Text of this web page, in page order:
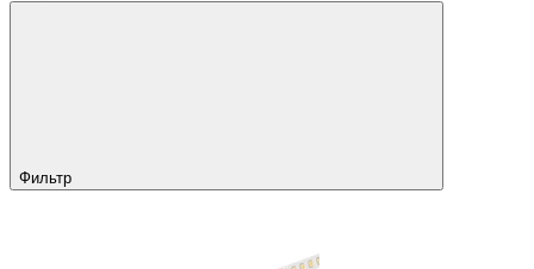
Фильтр